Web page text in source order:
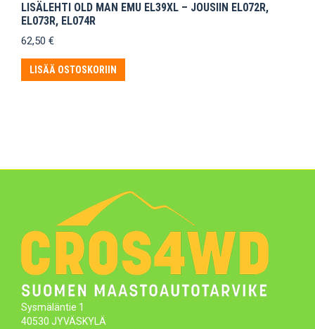
LISÄLEHTI OLD MAN EMU EL39XL – JOUSIIN EL072R,
EL073R, EL074R
62,50 €
LISÄÄ OSTOSKORIIN
Sysmäläntie 1
40530 JYVÄSKYLÄ